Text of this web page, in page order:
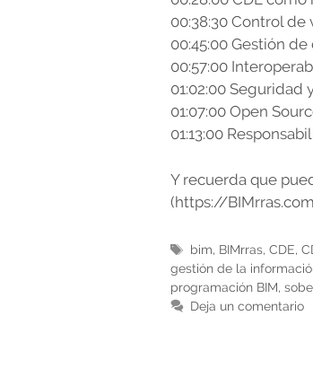
00:38:30 Control de
00:45:00 Gestión
00:57:00
01:02:00 Seguridad
01:07:00 Open
01:13:00
Y recuerda que
(https://
Etiquetas
bim, BIMrras, CDE,
gestión de la
programación BIM,
Deja un comentario